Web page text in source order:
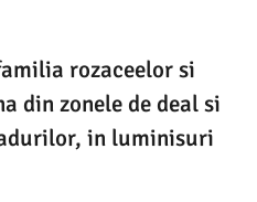
rozaceelor si
din zonele de deal si
in luminisuri